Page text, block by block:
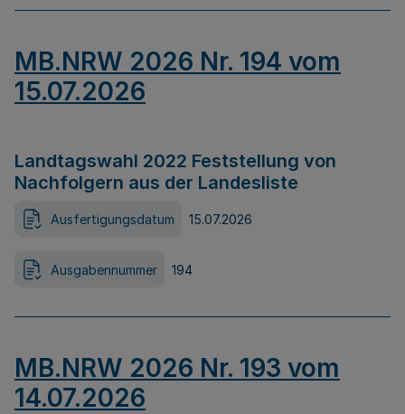
MB.NRW 2026 Nr. 194 vom
15.07.2026
Landtagswahl 2022 Feststellung von
Nachfolgern aus der Landesliste
Ausfertigungsdatum 15.07.2026
Ausgabennummer 194
MB.NRW 2026 Nr. 193 vom
14.07.2026